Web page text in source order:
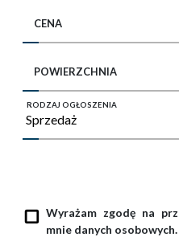
CENA
POWIERZCHNIA
RODZAJ OGŁOSZENIA
Wyrażam zgodę na
mnie danych